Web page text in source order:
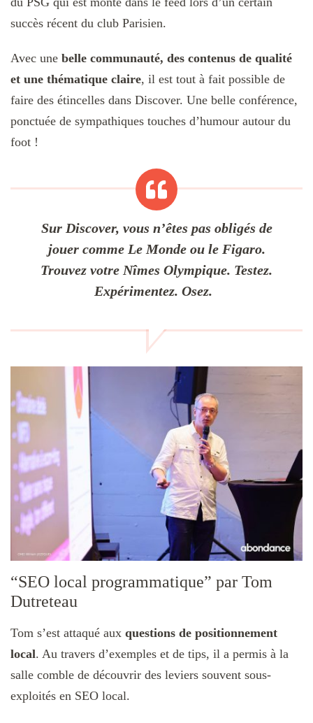
succès récent du club Parisien.
Avec une belle communauté, des contenus de qualité
et une thématique claire, il est tout à fait possible de
faire des étincelles dans Discover. Une belle conférence,
ponctuée de sympathiques touches d’humour autour du
foot !
Sur Discover, vous n’êtes pas obligés de
jouer comme Le Monde ou le Figaro.
Trouvez votre Nîmes Olympique. Testez.
Expérimentez. Osez.
“SEO local programmatique” par Tom
Dutreteau
Tom s’est attaqué aux questions de positionnement
local. Au travers d’exemples et de tips, il a permis à la
salle comble de découvrir des leviers souvent sous-
exploités en SEO local.